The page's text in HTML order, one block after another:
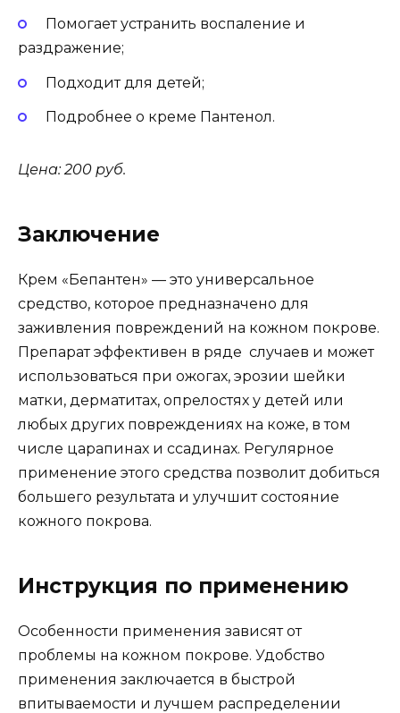
Помогает устранить воспаление и
раздражение;
Подходит для детей;
Подробнее о креме Пантенол.
Цена: 200 руб.
Заключение
Крем «Бепантен» — это универсальное
средство, которое предназначено для
заживления повреждений на кожном покрове.
Препарат эффективен в ряде случаев и может
использоваться при ожогах, эрозии шейки
матки, дерматитах, опрелостях у детей или
любых других повреждениях на коже, в том
числе царапинах и ссадинах. Регулярное
применение этого средства позволит добиться
большего результата и улучшит состояние
кожного покрова.
Инструкция по применению
Особенности применения зависят от
проблемы на кожном покрове. Удобство
применения заключается в быстрой
впитываемости и лучшем распределении